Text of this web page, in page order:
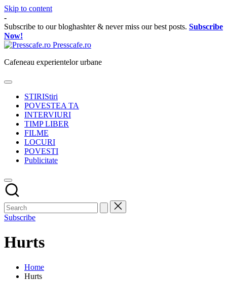
Skip to content
-
Subscribe to our bloghashter & never miss our best posts. Subscribe
Now!
Presscafe.ro
Cafeneau experientelor urbane
STIRIStiri
POVESTEA TA
INTERVIURI
TIMP LIBER
FILME
LOCURI
POVESTI
Publicitate
Subscribe
Hurts
Home
Hurts